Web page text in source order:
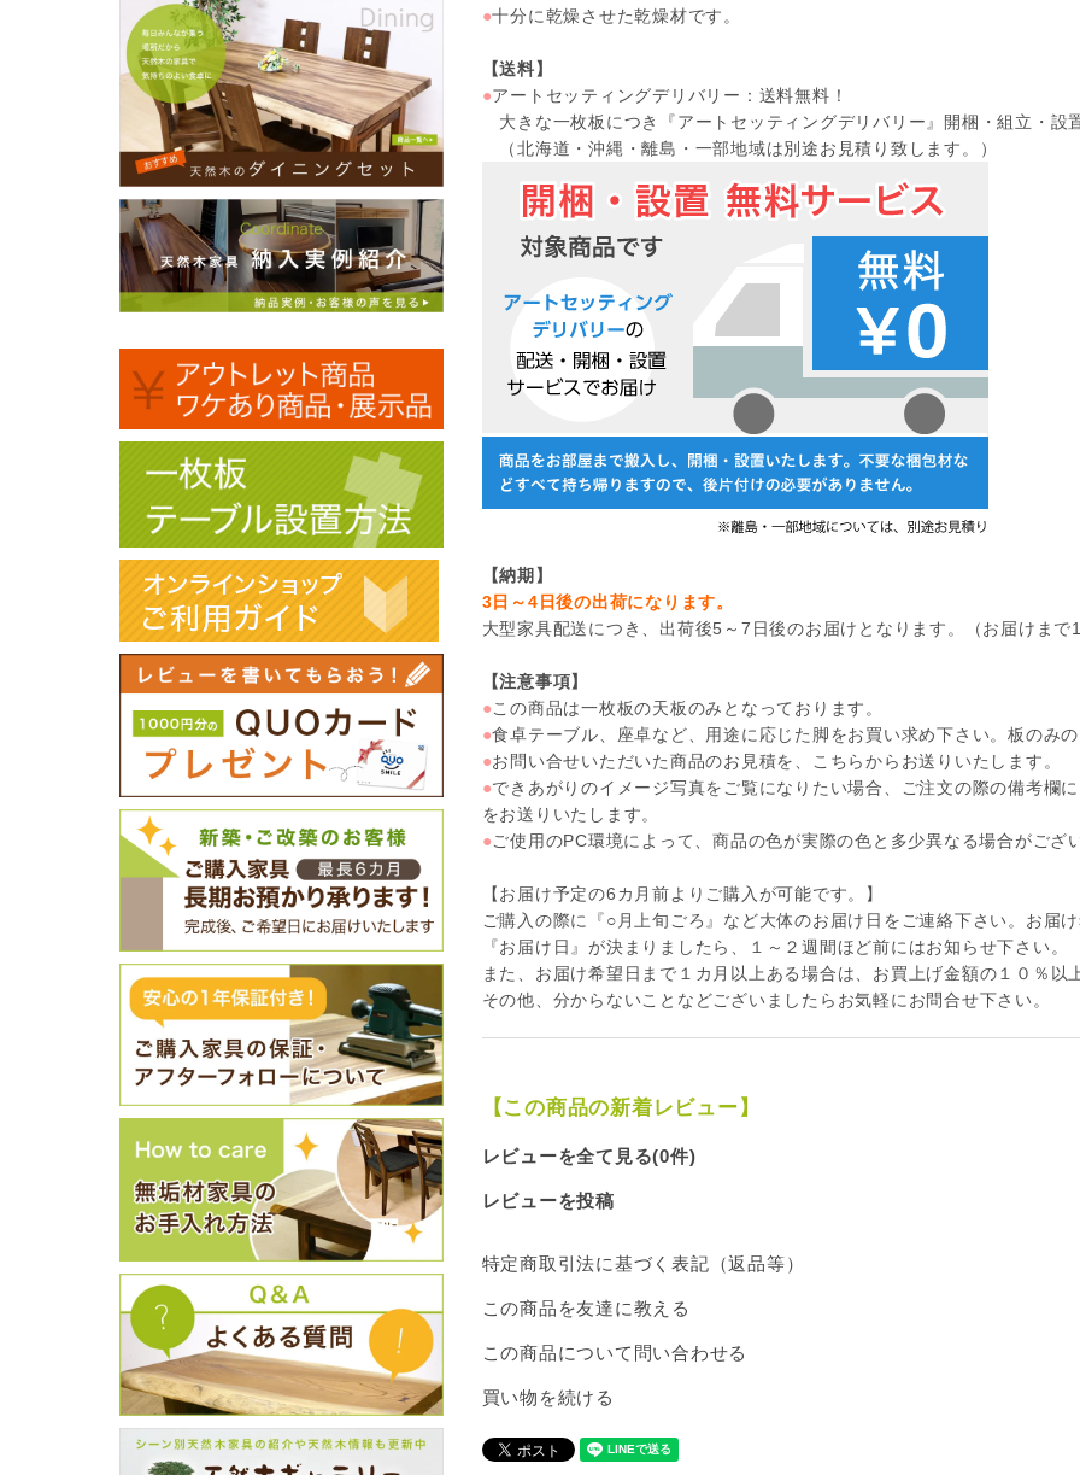
●十分に乾燥させた乾燥材です。
【送料】
●アートセッティングデリバリー：送料無料！
大きな一枚板につき『アートセッティングデリバリー』開梱・組立・設
（北海道・沖縄・離島・一部地域は別途お見積り致します。）
【納期】
3日～4日後の出荷になります。
大型家具配送につき、出荷後5～7日後のお届けとなります。（お届けまで
【注意事項】
●この商品は一枚板の天板のみとなっております。
●食卓テーブル、座卓など、用途に応じた脚をお買い求め下さい。板のみの
●お問い合せいただいた商品のお見積を、こちらからお送りいたします。
●できあがりのイメージ写真をご覧になりたい場合、ご注文の際の備考欄
をお送りいたします。
●ご使用のPC環境によって、商品の色が実際の色と多少異なる場合がござ
【お届け予定の6カ月前よりご購入が可能です。】
ご購入の際に『○月上旬ごろ』など大体のお届け日をご連絡下さい。お届
『お届け日』が決まりましたら、１～２週間ほど前にはお知らせ下さい。
また、お届け希望日まで１カ月以上ある場合は、お買上げ金額の１０％以
その他、分からないことなどございましたらお気軽にお問合せ下さい。
【この商品の新着レビュー】
レビューを全て見る(0件)
レビューを投稿
特定商取引法に基づく表記（返品等）
この商品を友達に教える
この商品について問い合わせる
買い物を続ける